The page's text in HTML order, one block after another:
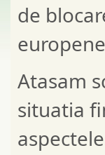
de
Atasam
situatia